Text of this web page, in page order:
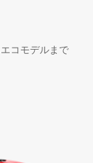
コモデルまで